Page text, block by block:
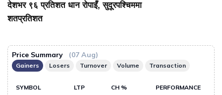
देशभर ९६ प्रतिशत धान रोपाइँ, सुदूरपश्चिममा
शतप्रतिशत